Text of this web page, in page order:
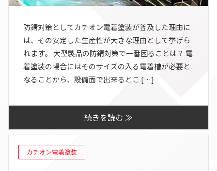
防錆対策としてカチオン電着塗装が普及した理由に
は、その安定した生産性が大きな理由として挙げら
れます。 大型製品の防錆対策で一番困ることは？ 電
着塗装の場合にはそのサイズの入る電着槽が必要と
なることから、設備面で出来るとこ […]
続きを読む ≫
カチオン電着塗装